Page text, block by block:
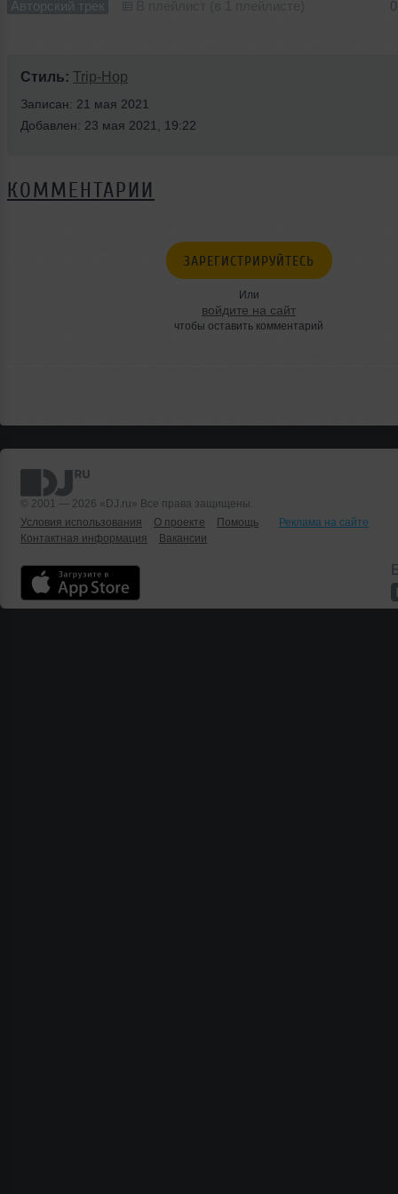
Авторский трек
Стиль: Trip-Hop
Записан: 21 мая 2021
Добавлен: 23 мая 2021, 19:22
КОММЕНТАРИИ
ЗАРЕГИСТРИРУЙТЕСЬ
Или
войдите на сайт
чтобы оставить комментарий
© 2001 — 2026 «DJ.ru» Все права защищены.
Условия использования
О проекте Помощь
Реклама на сайте
Контактная информация
Вакансии